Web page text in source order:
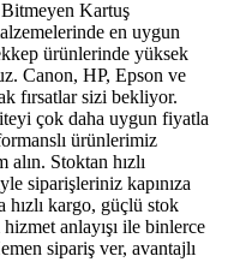
en uygun
ürünlerinde yüksek
Canon, HP, Epson ve
fırsatlar sizi bekliyor.
çok daha uygun fiyatla
ürünlerimiz
alın. Stoktan hızlı
siparişleriniz kapınıza
hızlı kargo, güçlü stok
anlayışı ile binlerce
sipariş ver, avantajlı